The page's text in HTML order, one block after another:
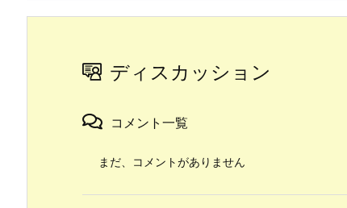
ディスカッション
コメント一覧
まだ、コメントがありません